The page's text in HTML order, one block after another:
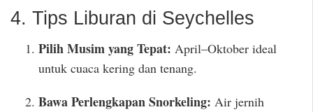
4. Tips Liburan di Seychelles
Pilih Musim yang Tepat: April–Oktober ideal
untuk cuaca kering dan tenang.
Bawa Perlengkapan Snorkeling: Air jernih